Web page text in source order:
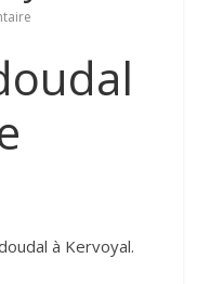
à Kervoyal.